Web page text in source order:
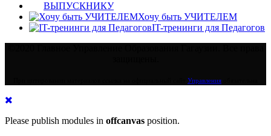
ВЫПУСКНИКУ
Хочу быть УЧИТЕЛЕМ
IT-тренинги для Педагогов
Управления
Please publish modules in offcanvas position.